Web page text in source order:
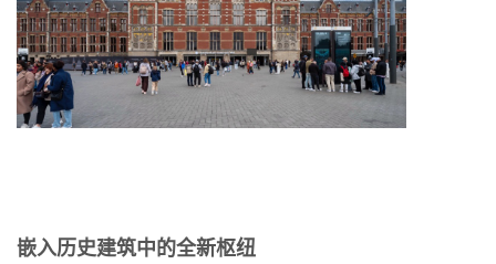
嵌入历史建筑中的全新枢纽